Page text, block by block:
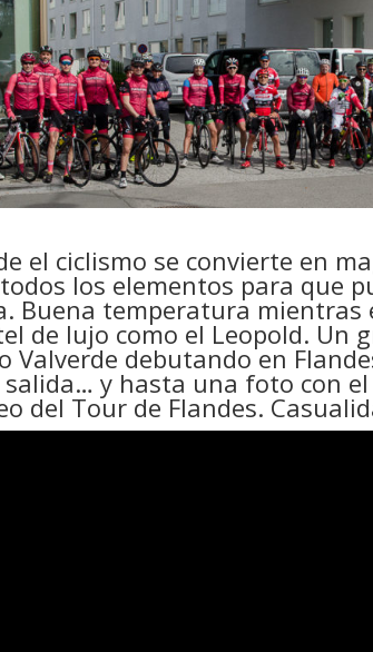
el ciclismo se convierte en
los elementos para que
Buena temperatura mientras
de lujo como el Leopold. Un
Valverde debutando en
y hasta una foto con
del Tour de Flandes.